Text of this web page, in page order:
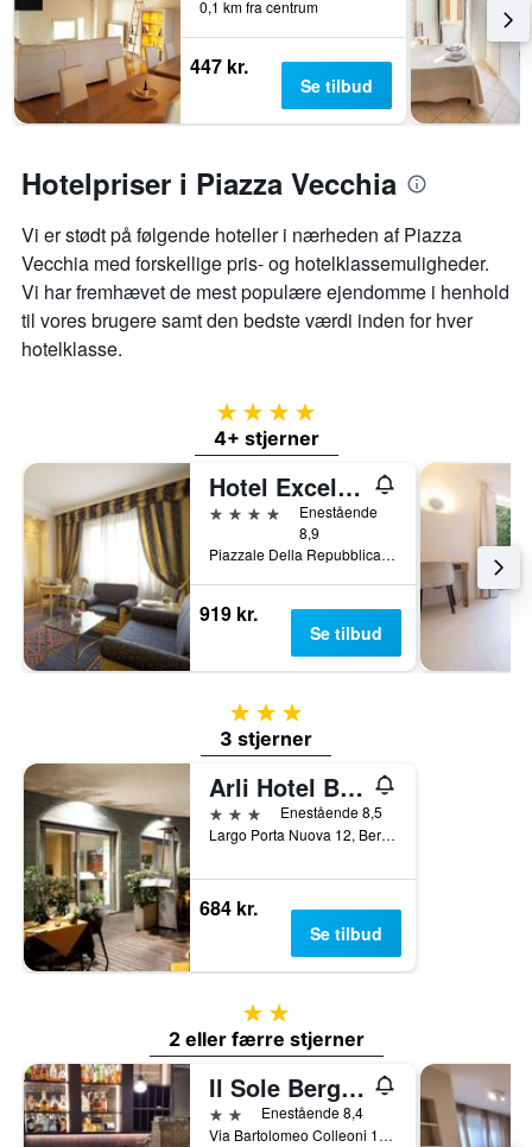
0,1 km fra centrum
447 kr.
Se tilbud
Hotelpriser i Piazza Vecchia
Vi er stødt på følgende hoteller i nærheden af ​​Piazza
Vecchia med forskellige pris- og hotelklassemuligheder.
Vi har fremhævet de mest populære ejendomme i henhold
til vores brugere samt den bedste værdi inden for hver
hotelklasse.
4 stjerner
4+ stjerner
Hotel Excelsior San Marco
4 stjerner
Enestående
8,9
Piazzale Della Repubblica 6, Bergamo, Bergamo, Italien
919 kr.
Se tilbud
3 stjerner
3 stjerner
Arli Hotel Business and Wellness
3 stjernerEnestående 8,5
Largo Porta Nuova 12, Bergamo, Bergamo, Italien
684 kr.
Se tilbud
2 stjerner
2 eller færre stjerner
Il Sole Bergamo
2 stjernerEnestående 8,4
Via Bartolomeo Colleoni 1, Bergamo, Bergamo, Italien